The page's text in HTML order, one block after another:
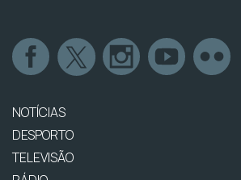
NOTÍCIAS
DESPORTO
TELEVISÃO